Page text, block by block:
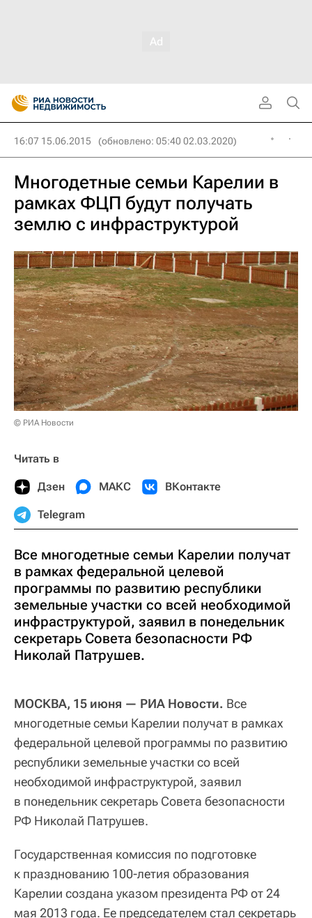
16:07 15.06.2015 (обновлено: 05:40 02.03.2020)
Многодетные семьи Карелии в
рамках ФЦП будут получать
землю с инфраструктурой
© РИА Новости
Читать в
Дзен МАКС ВКонтакте
Telegram
Все многодетные семьи Карелии получат
в рамках федеральной целевой
программы по развитию республики
земельные участки со всей необходимой
инфраструктурой, заявил в понедельник
секретарь Совета безопасности РФ
Николай Патрушев.
МОСКВА, 15 июня — РИА Новости. Все
многодетные семьи Карелии получат в рамках
федеральной целевой программы по развитию
республики земельные участки со всей
необходимой инфраструктурой, заявил
в понедельник секретарь Совета безопасности
РФ Николай Патрушев.
Государственная комиссия по подготовке
к празднованию 100-летия образования
Карелии создана указом президента РФ от 24
мая 2013 года. Ее председателем стал секретарь